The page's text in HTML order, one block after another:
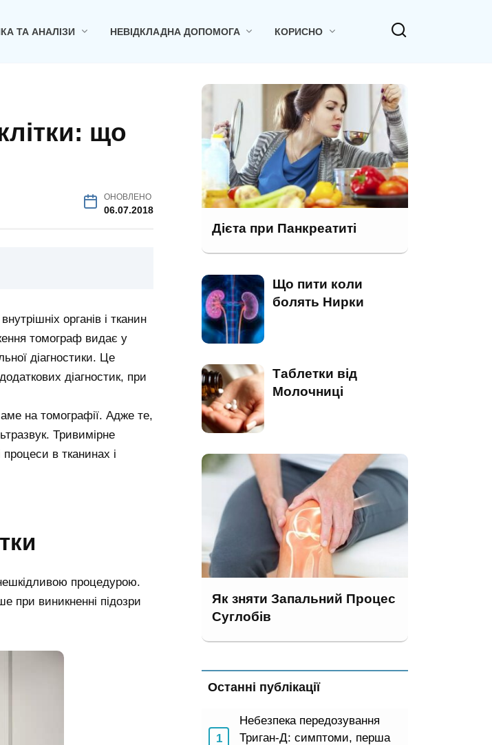
ТА АНАЛІЗИ НЕВІДКЛАДНА ДОПОМОГА КОРИСНО
що
ОНОВЛЕНО
06.07.2018
органів і тканин
томограф видає у
діагностики. Це
діагностик, при
на томографії. Адже те,
Тривимірне
процеси в тканинах і
процедурою.
при виникненні підозри
Дієта при Панкреатиті
Що пити коли
болять Нирки
Таблетки від
Молочниці
Як зняти Запальний Процес
Суглобів
Останні публікації
Небезпека передозування
Триган-Д: симптоми, перша